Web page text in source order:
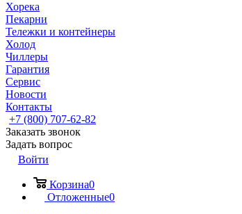
Хорека
Пекарни
Тележки и контейнеры
Холод
Чиллеры
Гарантия
Сервис
Новости
Контакты
+7 (800) 707-62-82
Заказать звонок
Задать вопрос
Войти
Корзина0
Отложенные0